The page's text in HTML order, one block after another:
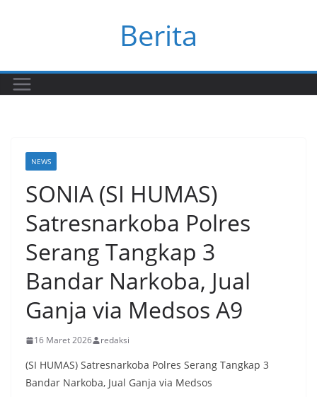
Berita
NEWS
SONIA (SI HUMAS)
Satresnarkoba Polres
Serang Tangkap 3
Bandar Narkoba, Jual
Ganja via Medsos A9
16 Maret 2026 redaksi
(SI HUMAS) Satresnarkoba Polres Serang Tangkap 3
Bandar Narkoba, Jual Ganja via Medsos